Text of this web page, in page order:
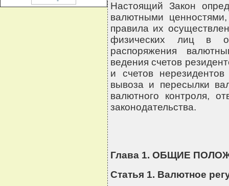
Настоящий Закон
валютными
правила их
физических лиц в
распоряжения
ведения счетов
и счетов
вывоза и пересылки
валютного контроля,
законодательства.
Глава 1. ОБЩИЕ
Статья 1. Валютное